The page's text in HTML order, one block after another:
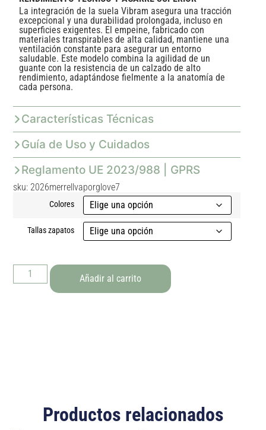
La integración de la suela Vibram asegura una tracción
excepcional y una durabilidad prolongada, incluso en
superficies exigentes. El empeine, fabricado con
materiales transpirables de alta calidad, mantiene una
ventilación constante para asegurar un entorno
saludable. Este modelo combina la agilidad de un
guante con la resistencia de un calzado de alto
rendimiento, adaptándose fielmente a la anatomía de
cada persona.
Características Técnicas
Guía de Uso y Cuidados
Reglamento UE 2023/988 | GPRS
sku: 2026merrellvaporglove7
Colores
Tallas zapatos
Añadir al carrito
Productos relacionados